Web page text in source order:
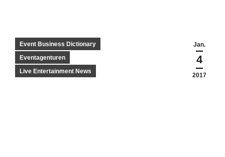
Jan.
4
2017
Event Business Dictionary
Eventagenturen
Live Entertainment News